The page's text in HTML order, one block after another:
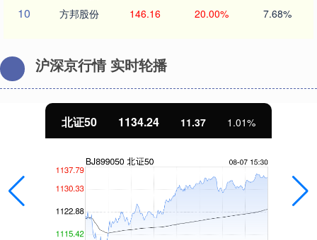
10 方邦股份 146.16 20.00% 7.68%
沪深京行情 实时轮播
北证50 1134.24 11.37 1.01%